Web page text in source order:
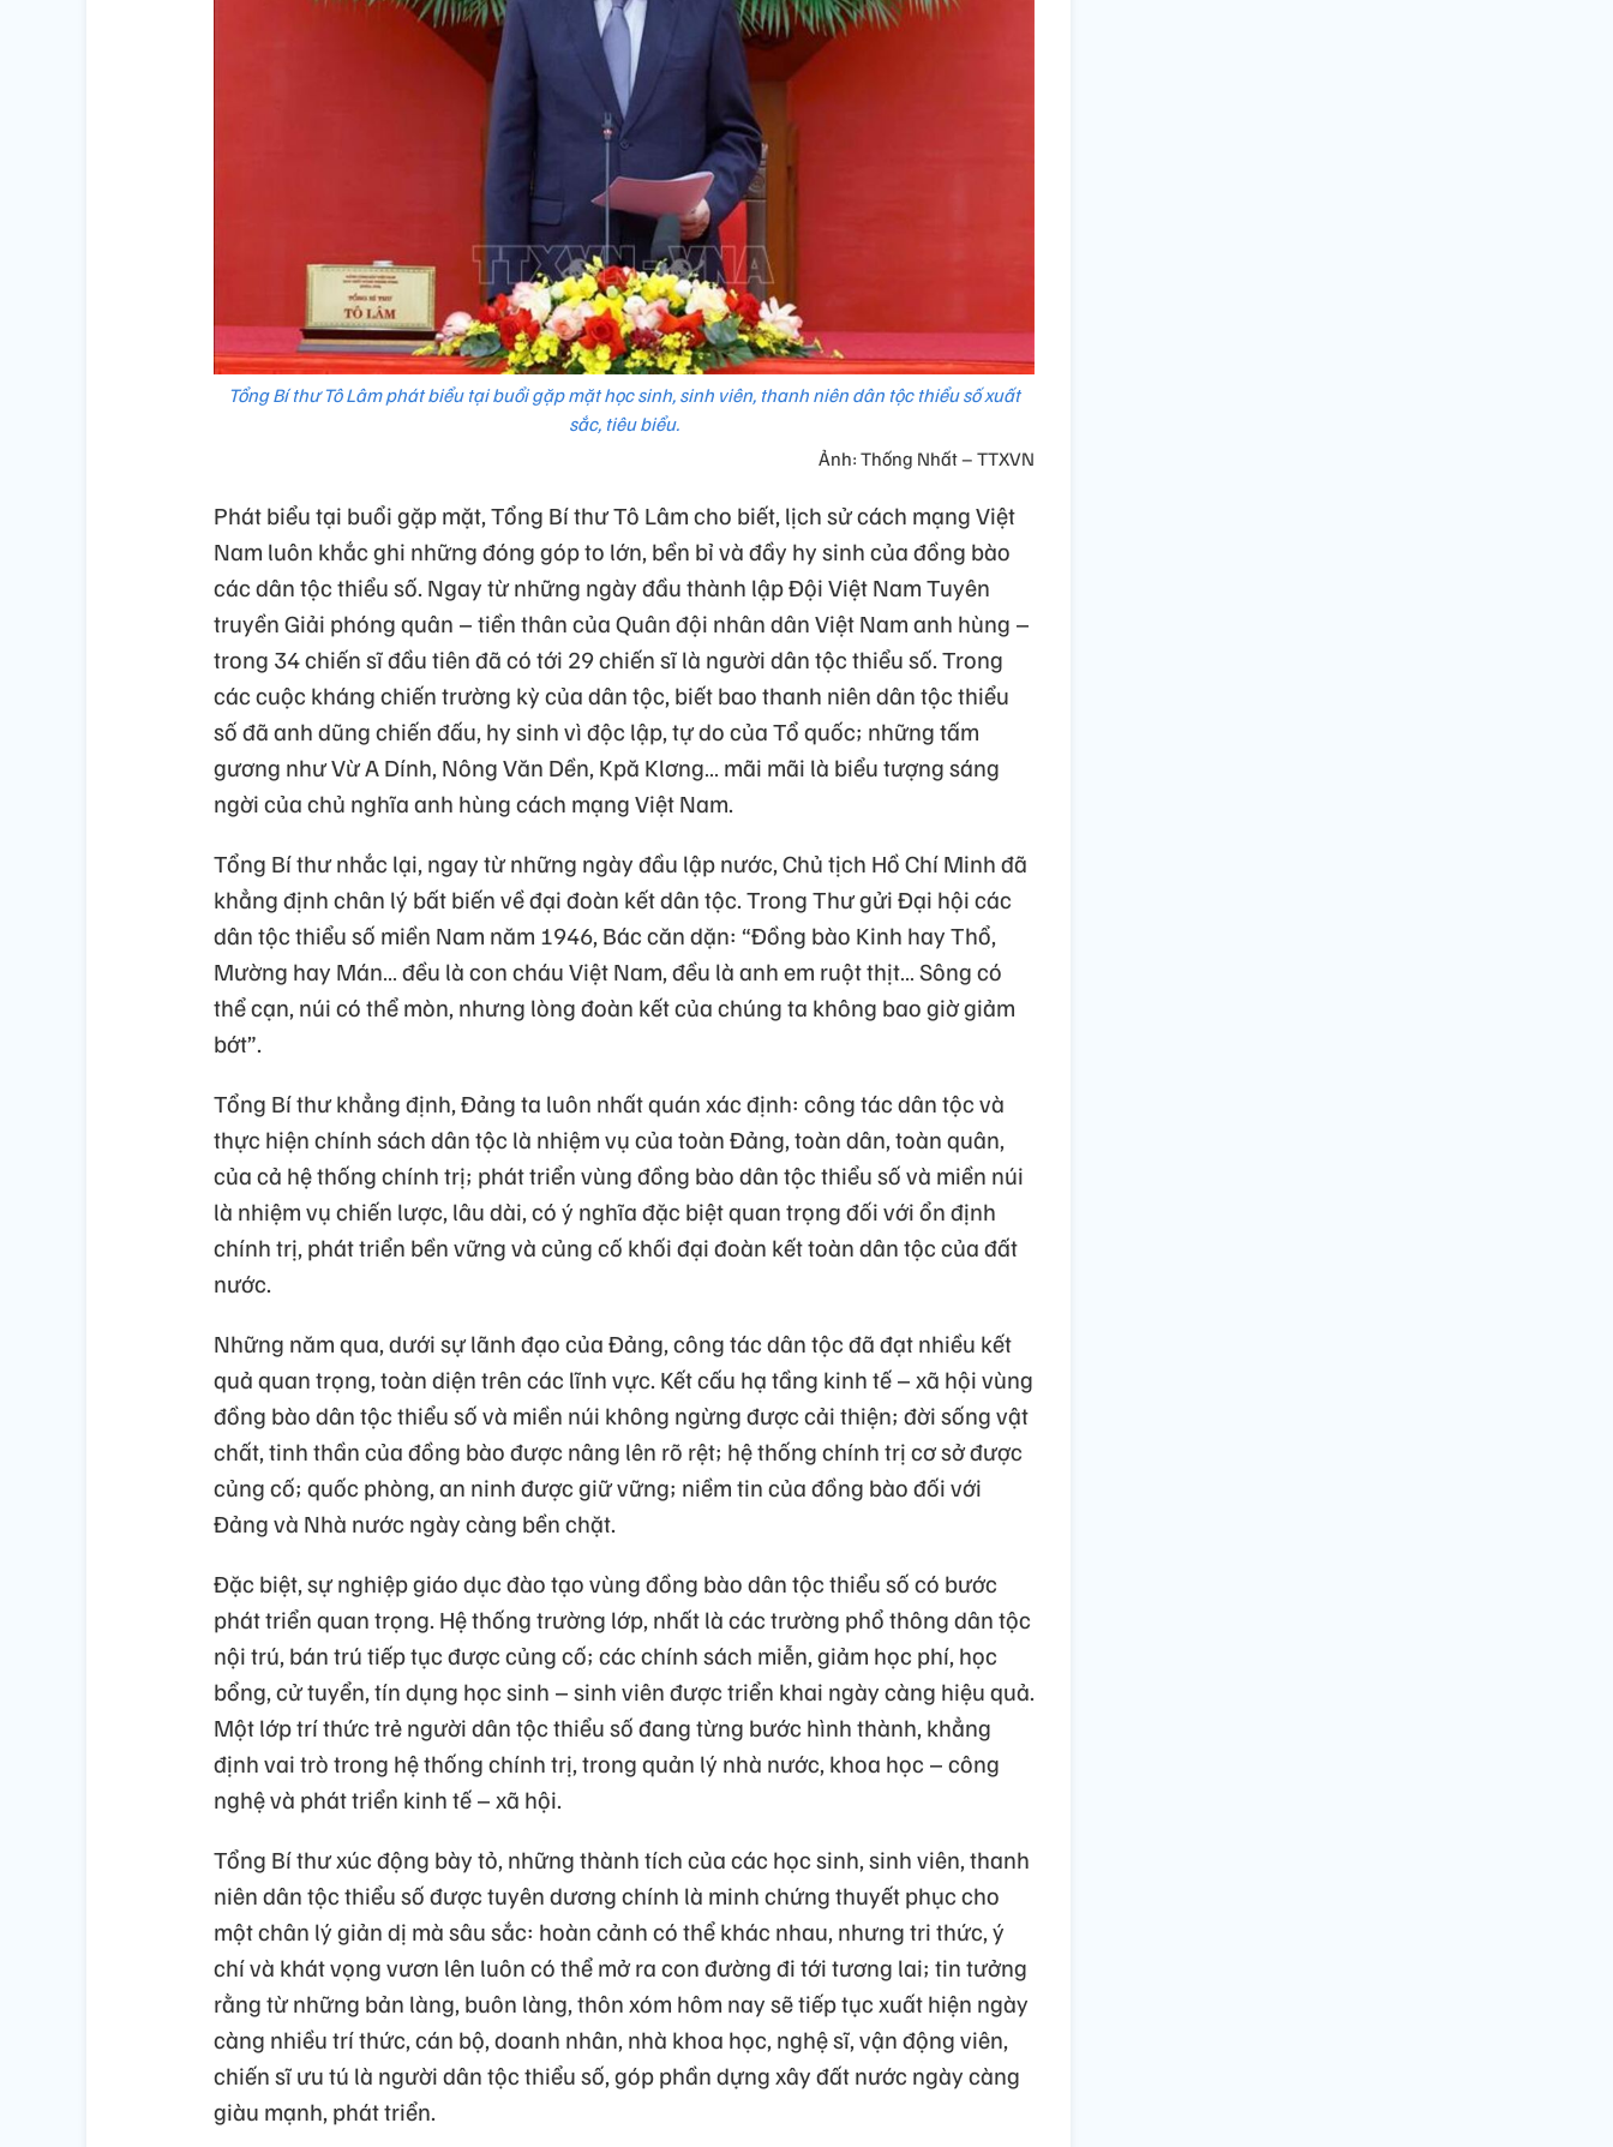
Tổng Bí thư Tô Lâm phát biểu tại buổi gặp mặt học sinh, sinh viên, thanh niên dân tộc thiểu số xuất
sắc, tiêu biểu.
Ảnh: Thống Nhất – TTXVN
Phát biểu tại buổi gặp mặt, Tổng Bí thư Tô Lâm cho biết, lịch sử cách mạng Việt
Nam luôn khắc ghi những đóng góp to lớn, bền bỉ và đầy hy sinh của đồng bào
các dân tộc thiểu số. Ngay từ những ngày đầu thành lập Đội Việt Nam Tuyên
truyền Giải phóng quân – tiền thân của Quân đội nhân dân Việt Nam anh hùng –
trong 34 chiến sĩ đầu tiên đã có tới 29 chiến sĩ là người dân tộc thiểu số. Trong
các cuộc kháng chiến trường kỳ của dân tộc, biết bao thanh niên dân tộc thiểu
số đã anh dũng chiến đấu, hy sinh vì độc lập, tự do của Tổ quốc; những tấm
gương như Vừ A Dính, Nông Văn Dền, Kpă Klơng… mãi mãi là biểu tượng sáng
ngời của chủ nghĩa anh hùng cách mạng Việt Nam.
Tổng Bí thư nhắc lại, ngay từ những ngày đầu lập nước, Chủ tịch Hồ Chí Minh đã
khẳng định chân lý bất biến về đại đoàn kết dân tộc. Trong Thư gửi Đại hội các
dân tộc thiểu số miền Nam năm 1946, Bác căn dặn: “Đồng bào Kinh hay Thổ,
Mường hay Mán… đều là con cháu Việt Nam, đều là anh em ruột thịt… Sông có
thể cạn, núi có thể mòn, nhưng lòng đoàn kết của chúng ta không bao giờ giảm
bớt”.
Tổng Bí thư khẳng định, Đảng ta luôn nhất quán xác định: công tác dân tộc và
thực hiện chính sách dân tộc là nhiệm vụ của toàn Đảng, toàn dân, toàn quân,
của cả hệ thống chính trị; phát triển vùng đồng bào dân tộc thiểu số và miền núi
là nhiệm vụ chiến lược, lâu dài, có ý nghĩa đặc biệt quan trọng đối với ổn định
chính trị, phát triển bền vững và củng cố khối đại đoàn kết toàn dân tộc của đất
nước.
Những năm qua, dưới sự lãnh đạo của Đảng, công tác dân tộc đã đạt nhiều kết
quả quan trọng, toàn diện trên các lĩnh vực. Kết cấu hạ tầng kinh tế – xã hội vùng
đồng bào dân tộc thiểu số và miền núi không ngừng được cải thiện; đời sống vật
chất, tinh thần của đồng bào được nâng lên rõ rệt; hệ thống chính trị cơ sở được
củng cố; quốc phòng, an ninh được giữ vững; niềm tin của đồng bào đối với
Đảng và Nhà nước ngày càng bền chặt.
Đặc biệt, sự nghiệp giáo dục đào tạo vùng đồng bào dân tộc thiểu số có bước
phát triển quan trọng. Hệ thống trường lớp, nhất là các trường phổ thông dân tộc
nội trú, bán trú tiếp tục được củng cố; các chính sách miễn, giảm học phí, học
bổng, cử tuyển, tín dụng học sinh – sinh viên được triển khai ngày càng hiệu quả.
Một lớp trí thức trẻ người dân tộc thiểu số đang từng bước hình thành, khẳng
định vai trò trong hệ thống chính trị, trong quản lý nhà nước, khoa học – công
nghệ và phát triển kinh tế – xã hội.
Tổng Bí thư xúc động bày tỏ, những thành tích của các học sinh, sinh viên, thanh
niên dân tộc thiểu số được tuyên dương chính là minh chứng thuyết phục cho
một chân lý giản dị mà sâu sắc: hoàn cảnh có thể khác nhau, nhưng tri thức, ý
chí và khát vọng vươn lên luôn có thể mở ra con đường đi tới tương lai; tin tưởng
rằng từ những bản làng, buôn làng, thôn xóm hôm nay sẽ tiếp tục xuất hiện ngày
càng nhiều trí thức, cán bộ, doanh nhân, nhà khoa học, nghệ sĩ, vận động viên,
chiến sĩ ưu tú là người dân tộc thiểu số, góp phần dựng xây đất nước ngày càng
giàu mạnh, phát triển.